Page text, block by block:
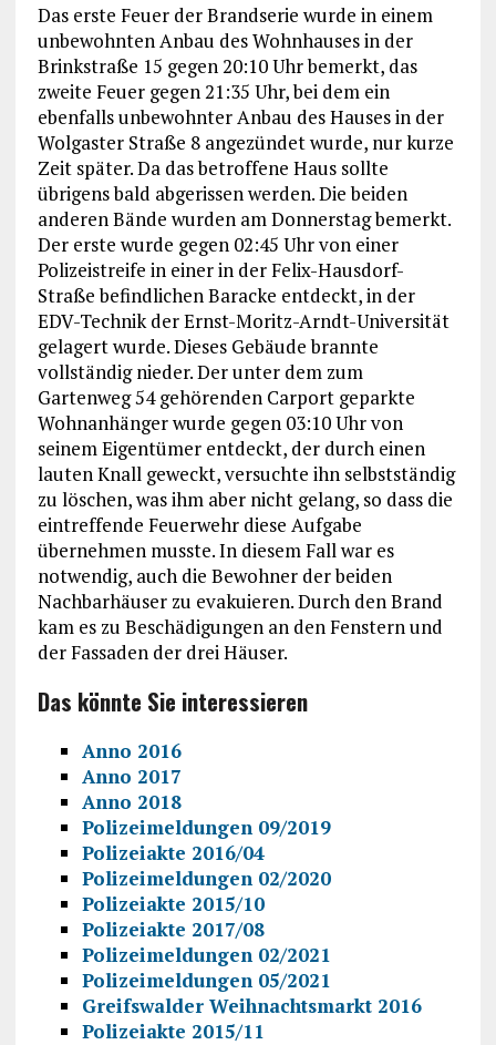
Das erste Feuer der Brandserie wurde in einem
unbewohnten Anbau des Wohnhauses in der
Brinkstraße 15 gegen 20:10 Uhr bemerkt, das
zweite Feuer gegen 21:35 Uhr, bei dem ein
ebenfalls unbewohnter Anbau des Hauses in der
Wolgaster Straße 8 angezündet wurde, nur kurze
Zeit später. Da das betroffene Haus sollte
übrigens bald abgerissen werden. Die beiden
anderen Bände wurden am Donnerstag bemerkt.
Der erste wurde gegen 02:45 Uhr von einer
Polizeistreife in einer in der Felix-Hausdorf-
Straße befindlichen Baracke entdeckt, in der
EDV-Technik der Ernst-Moritz-Arndt-Universität
gelagert wurde. Dieses Gebäude brannte
vollständig nieder. Der unter dem zum
Gartenweg 54 gehörenden Carport geparkte
Wohnanhänger wurde gegen 03:10 Uhr von
seinem Eigentümer entdeckt, der durch einen
lauten Knall geweckt, versuchte ihn selbstständig
zu löschen, was ihm aber nicht gelang, so dass die
eintreffende Feuerwehr diese Aufgabe
übernehmen musste. In diesem Fall war es
notwendig, auch die Bewohner der beiden
Nachbarhäuser zu evakuieren. Durch den Brand
kam es zu Beschädigungen an den Fenstern und
der Fassaden der drei Häuser.
Das könnte Sie interessieren
Anno 2016
Anno 2017
Anno 2018
Polizeimeldungen 09/2019
Polizeiakte 2016/04
Polizeimeldungen 02/2020
Polizeiakte 2015/10
Polizeiakte 2017/08
Polizeimeldungen 02/2021
Polizeimeldungen 05/2021
Greifswalder Weihnachtsmarkt 2016
Polizeiakte 2015/11